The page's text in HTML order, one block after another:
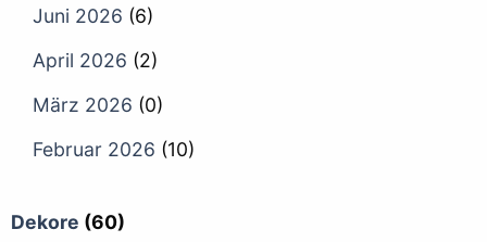
Juni 2026 (6)
April 2026 (2)
März 2026 (0)
Februar 2026 (10)
Dekore (60)